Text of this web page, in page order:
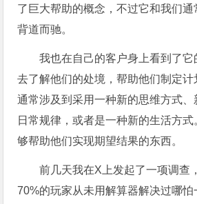
了巨大帮助的概念，不过它和我们
背道而驰。
我也在自己的客户身上看到了它
去了解他们的处境，帮助他们制定
通常涉及到采用一种新的思维方式、
日常规律，或者是一种新的生活方
够帮助他们实现期望结果的东西。
前几天我在X上发起了一项调查
70%的玩家从未用解算器解决过哪怕